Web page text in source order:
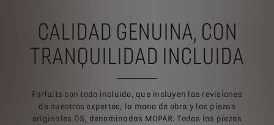
CALIDAD GENUINA, CON
TRANQUILIDAD INCLUIDA
Forfaits con todo incluido, que incluyen las revisiones
de nuestros expertos, la mano de obra y las piezas
originales DS, denominadas MOPAR. Todas las piezas